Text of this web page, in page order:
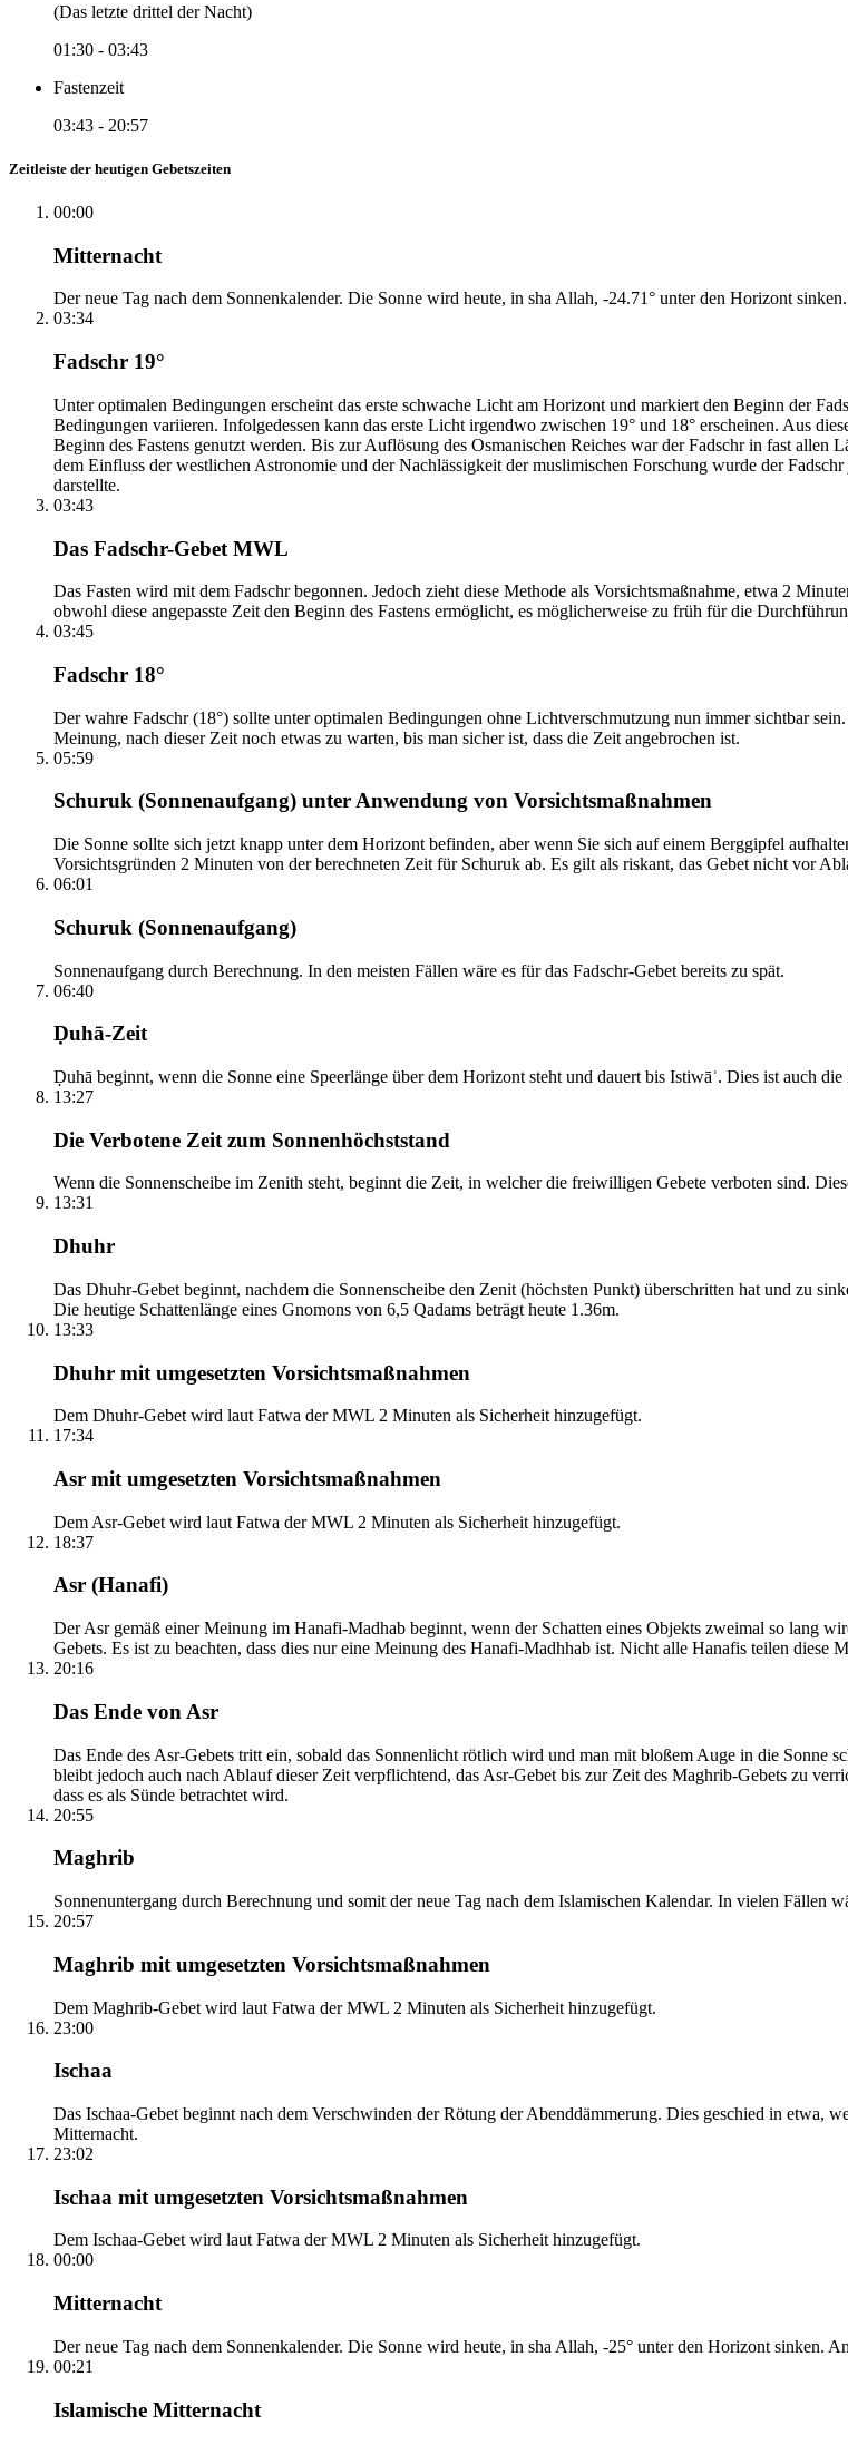
(Das letzte drittel der Nacht)
01:30 - 03:43
Fastenzeit
03:43 - 20:57
Zeitleiste der heutigen Gebetszeiten
00:00
Mitternacht
Der neue Tag nach dem Sonnenkalender. Die Sonne wird heute, in sha Allah, -24.71° unter den Horizont
03:34
Fadschr 19°
Unter optimalen Bedingungen erscheint das erste schwache Licht am Horizont und markiert den Beginn der
Bedingungen variieren. Infolgedessen kann das erste Licht irgendwo zwischen 19° und 18° erscheinen. Aus
Beginn des Fastens genutzt werden. Bis zur Auflösung des Osmanischen Reiches war der Fadschr in fast
dem Einfluss der westlichen Astronomie und der Nachlässigkeit der muslimischen Forschung wurde der
darstellte.
03:43
Das Fadschr-Gebet MWL
Das Fasten wird mit dem Fadschr begonnen. Jedoch zieht diese Methode als Vorsichtsmaßnahme, etwa 2
obwohl diese angepasste Zeit den Beginn des Fastens ermöglicht, es möglicherweise zu früh für die
03:45
Fadschr 18°
Der wahre Fadschr (18°) sollte unter optimalen Bedingungen ohne Lichtverschmutzung nun immer sichtbar
Meinung, nach dieser Zeit noch etwas zu warten, bis man sicher ist, dass die Zeit angebrochen ist.
05:59
Schuruk (Sonnenaufgang) unter Anwendung von Vorsichtsmaßnahmen
Die Sonne sollte sich jetzt knapp unter dem Horizont befinden, aber wenn Sie sich auf einem Berggipfel
Vorsichtsgründen 2 Minuten von der berechneten Zeit für Schuruk ab. Es gilt als riskant, das Gebet nicht vor
06:01
Schuruk (Sonnenaufgang)
Sonnenaufgang durch Berechnung. In den meisten Fällen wäre es für das Fadschr-Gebet bereits zu spät.
06:40
Ḍuhā-Zeit
Ḍuhā beginnt, wenn die Sonne eine Speerlänge über dem Horizont steht und dauert bis Istiwāʾ. Dies ist auch die
13:27
Die Verbotene Zeit zum Sonnenhöchststand
Wenn die Sonnenscheibe im Zenith steht, beginnt die Zeit, in welcher die freiwilligen Gebete verboten sind.
13:31
Dhuhr
Das Dhuhr-Gebet beginnt, nachdem die Sonnenscheibe den Zenit (höchsten Punkt) überschritten hat und zu
Die heutige Schattenlänge eines Gnomons von 6,5 Qadams beträgt heute 1.36m.
13:33
Dhuhr mit umgesetzten Vorsichtsmaßnahmen
Dem Dhuhr-Gebet wird laut Fatwa der MWL 2 Minuten als Sicherheit hinzugefügt.
17:34
Asr mit umgesetzten Vorsichtsmaßnahmen
Dem Asr-Gebet wird laut Fatwa der MWL 2 Minuten als Sicherheit hinzugefügt.
18:37
Asr (Hanafi)
Der Asr gemäß einer Meinung im Hanafi-Madhab beginnt, wenn der Schatten eines Objekts zweimal so lang
Gebets. Es ist zu beachten, dass dies nur eine Meinung des Hanafi-Madhhab ist. Nicht alle Hanafis teilen
20:16
Das Ende von Asr
Das Ende des Asr-Gebets tritt ein, sobald das Sonnenlicht rötlich wird und man mit bloßem Auge in die Sonne
bleibt jedoch auch nach Ablauf dieser Zeit verpflichtend, das Asr-Gebet bis zur Zeit des Maghrib-Gebets zu
dass es als Sünde betrachtet wird.
20:55
Maghrib
Sonnenuntergang durch Berechnung und somit der neue Tag nach dem Islamischen Kalendar. In vielen Fällen
20:57
Maghrib mit umgesetzten Vorsichtsmaßnahmen
Dem Maghrib-Gebet wird laut Fatwa der MWL 2 Minuten als Sicherheit hinzugefügt.
23:00
Ischaa
Das Ischaa-Gebet beginnt nach dem Verschwinden der Rötung der Abenddämmerung. Dies geschied in etwa,
Mitternacht.
23:02
Ischaa mit umgesetzten Vorsichtsmaßnahmen
Dem Ischaa-Gebet wird laut Fatwa der MWL 2 Minuten als Sicherheit hinzugefügt.
00:00
Mitternacht
Der neue Tag nach dem Sonnenkalender. Die Sonne wird heute, in sha Allah, -25° unter den Horizont sinken.
00:21
Islamische Mitternacht